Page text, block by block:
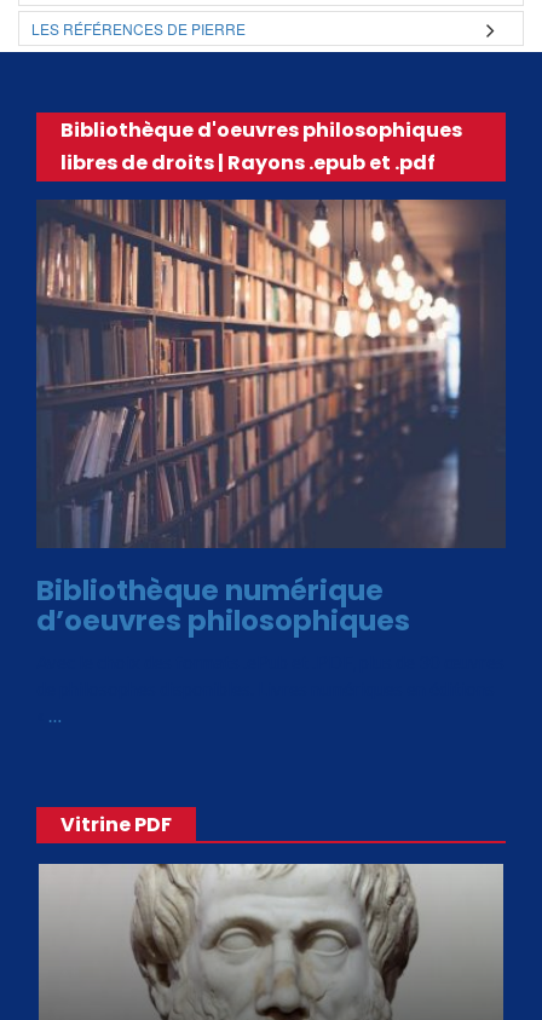
LES RÉFÉRENCES DE PIERRE
Bibliothèque d'oeuvres philosophiques
libres de droits | Rayons .epub et .pdf
Bibliothèque numérique
d’oeuvres philosophiques
…
Vitrine PDF